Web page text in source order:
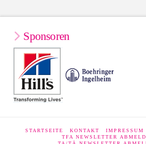
Sponsoren
STARTSEITE KONTAKT IMPRESSUM
TFA NEWSLETTER